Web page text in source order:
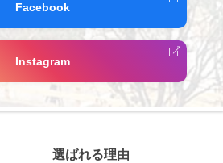
Facebook
Instagram
選ばれる理由